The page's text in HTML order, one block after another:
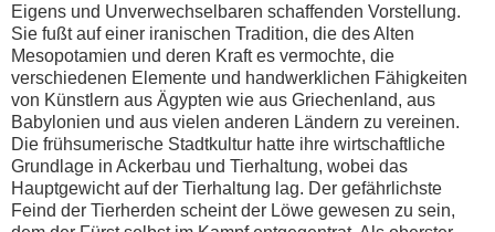
Eigens und Unverwechselbaren schaffenden Vorstellung.
Sie fußt auf einer iranischen Tradition, die des Alten
Mesopotamien und deren Kraft es vermochte, die
verschiedenen Elemente und handwerklichen Fähigkeiten
von Künstlern aus Ägypten wie aus Griechenland, aus
Babylonien und aus vielen anderen Ländern zu vereinen.
Die frühsumerische Stadtkultur hatte ihre wirtschaftliche
Grundlage in Ackerbau und Tierhaltung, wobei das
Hauptgewicht auf der Tierhaltung lag. Der gefährlichste
Feind der Tierherden scheint der Löwe gewesen zu sein,